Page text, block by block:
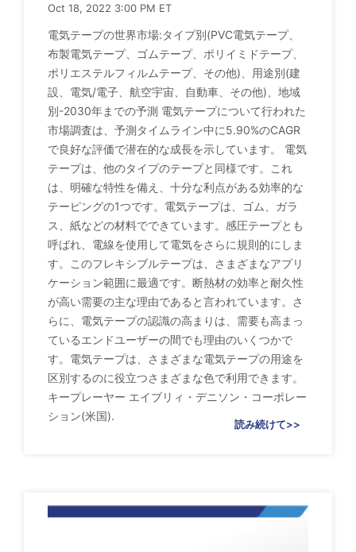
Oct 18, 2022 3:00 PM ET
電気テープの世界市場:タイプ別(PVC電気テープ、
布製電気テープ、ゴムテープ、ポリイミドテープ、
ポリエステルフィルムテープ、その他)、用途別(建
設、電気/電子、航空宇宙、自動車、その他)、地域
別-2030年までの予測 電気テープについて行われた
市場調査は、予測タイムライン中に5.90%のCAGR
で良好な評価で潜在的な成長を示しています。 電気
テープは、他のタイプのテープと同様です。これ
は、明確な特性を備え、十分な利点がある効率的な
テーピングの1つです。電気テープは、ゴム、ガラ
ス、紙などの材料でできています。感圧テープとも
呼ばれ、電線を使用して電気をさらに規則的にしま
す。このフレキシブルテープは、さまざまなアプリ
ケーション範囲に最適です。断熱材の効率と耐久性
が高い需要の主な理由であると言われています。さ
らに、電気テープの認識の高まりは、需要も高まっ
ているエンドユーザーの間でも理由のいくつかで
す。電気テープは、さまざまな電気テープの用途を
区別するのに役立つさまざまな色で利用できます。
キープレーヤー エイブリィ・デニソン・コーポレー
ション(米国).
読み続けて>>